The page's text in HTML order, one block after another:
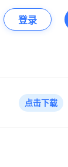
登录
点击下载